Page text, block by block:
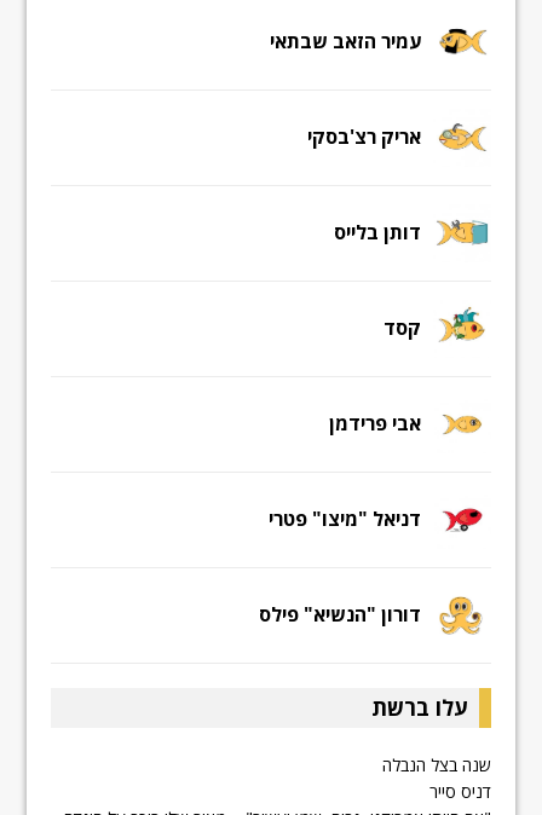
עמיר הזאב שבתאי
אריק רצ'בסקי
דותן בלייס
קסד
אבי פרידמן
דניאל "מיצו" פטרי
דורון "הנשיא" פילס
עלו ברשת
שנה בצל הנבלה
דניס סייר